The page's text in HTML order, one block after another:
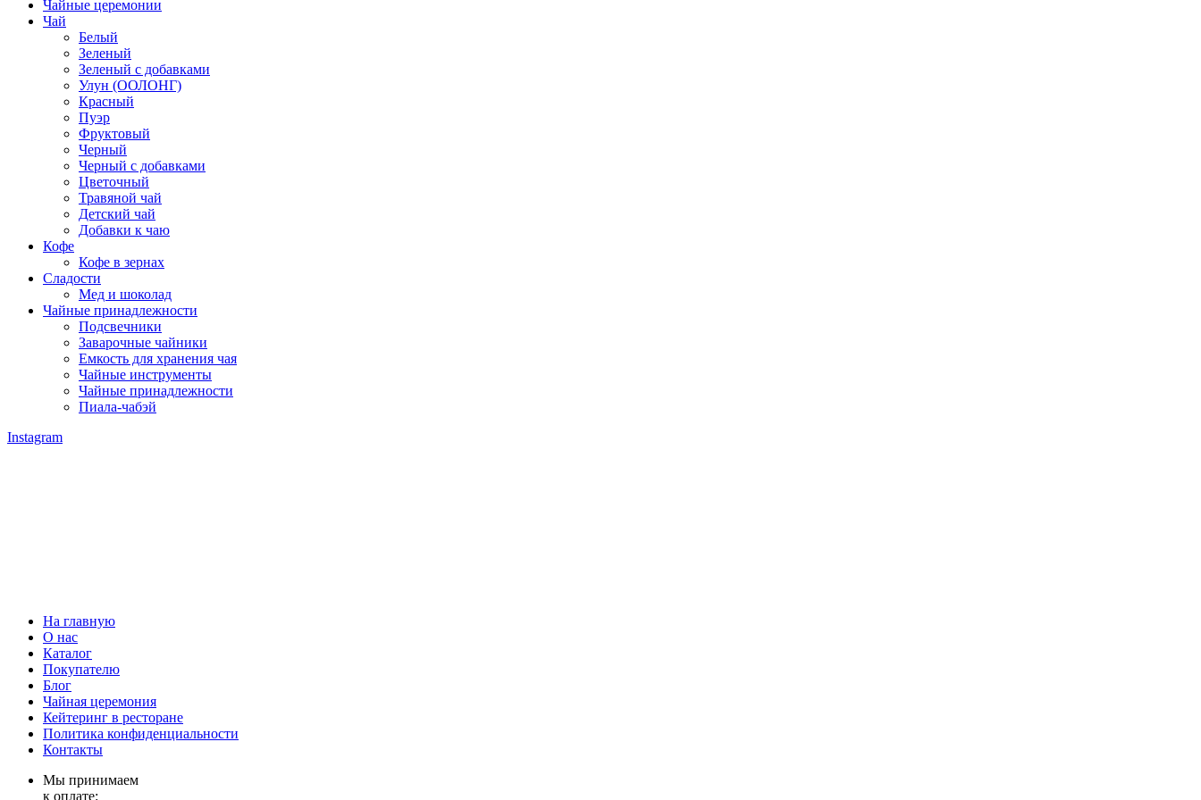
Чайные церемонии
Чай
Белый
Зеленый
Зеленый с добавками
Улун (ООЛОНГ)
Красный
Пуэр
Фруктовый
Черный
Черный с добавками
Цветочный
Травяной чай
Детский чай
Добавки к чаю
Кофе
Кофе в зернах
Сладости
Мед и шоколад
Чайные принадлежности
Подсвечники
Заварочные чайники
Емкость для хранения чая
Чайные инструменты
Чайные принадлежности
Пиала-чабэй
Instagram
На главную
О нас
Каталог
Покупателю
Блог
Чайная церемония
Кейтеринг в ресторане
Политика конфиденциальности
Контакты
Мы принимаем
к оплате: